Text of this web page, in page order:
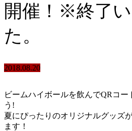
開催！※終了
た。
2018.08.20
ビームハイボールを飲んでQRコー
う!
夏にぴったりのオリジナルグッズ
ます！